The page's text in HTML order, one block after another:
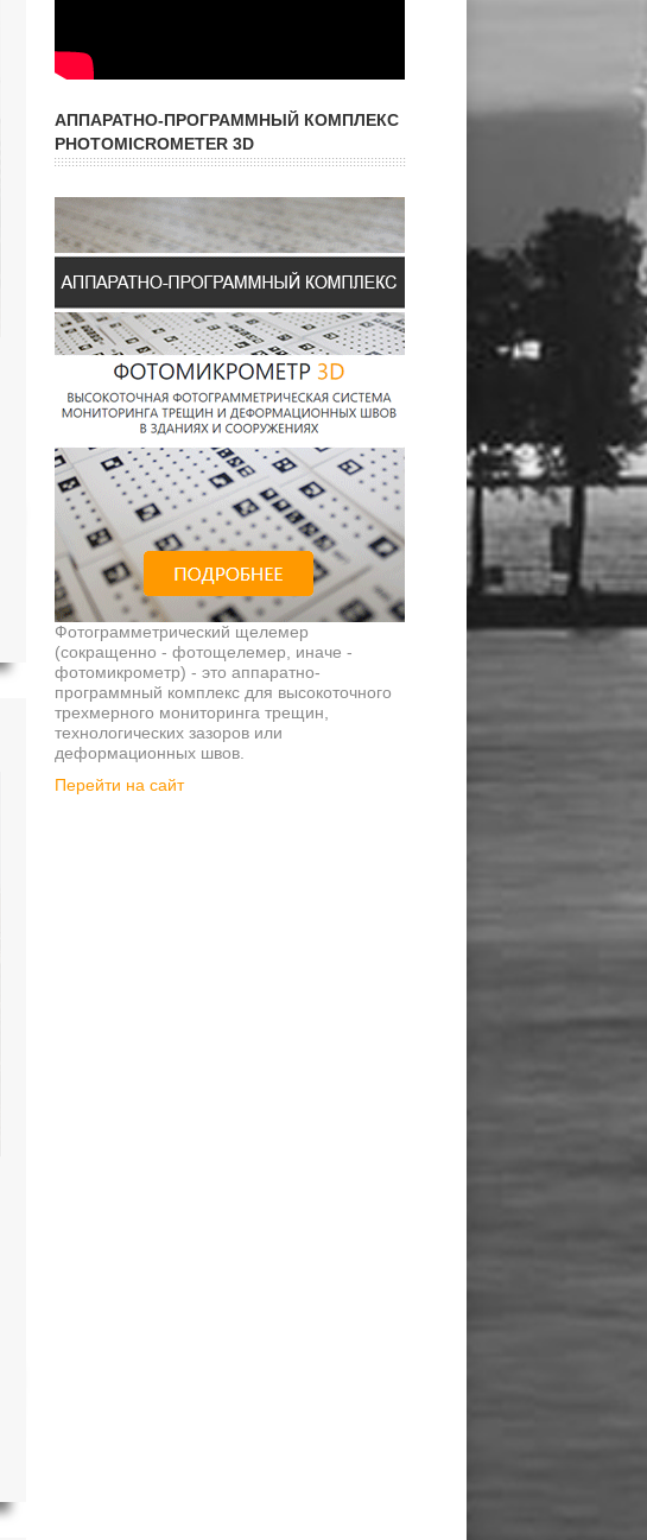
АППАРАТНО-ПРОГРАММНЫЙ КОМПЛЕКС
PHOTOMICROMETER 3D
Фотограмметрический щелемер
(сокращенно - фотощелемер, иначе -
фотомикрометр) - это аппаратно-
программный комплекс для высокоточного
трехмерного мониторинга трещин,
технологических зазоров или
деформационных швов.
Перейти на сайт